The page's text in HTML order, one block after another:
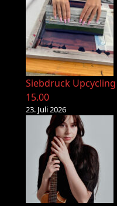
Siebdruck
15.00
23. Juli 2026